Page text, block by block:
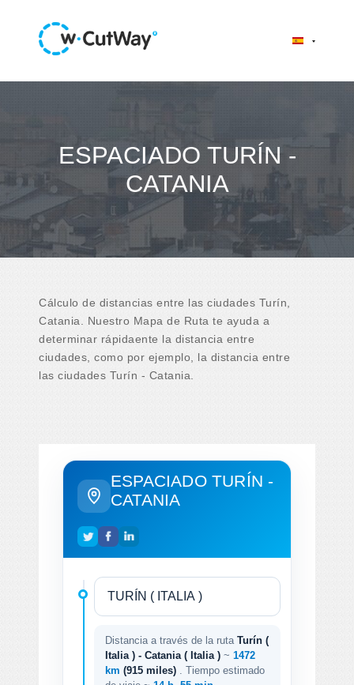
ESPACIADO TURÍN -
CATANIA
Cálculo de distancias entre las ciudades Turín,
Catania. Nuestro Mapa de Ruta te ayuda a
determinar rápidaente la distancia entre
ciudades, como por ejemplo, la distancia entre
las ciudades Turín - Catania.
ESPACIADO TURÍN -
CATANIA
Distancia a través de la ruta Turín (
Italia ) - Catania ( Italia ) ~ 1472
km (915 miles)
. Tiempo estimado